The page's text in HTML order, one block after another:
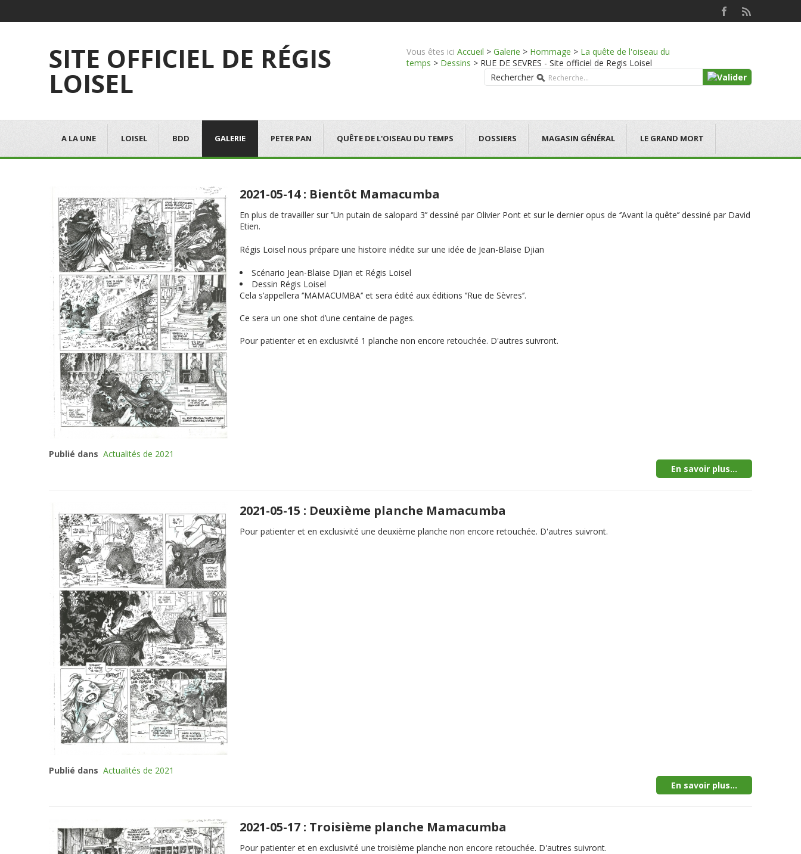
SITE OFFICIEL DE RÉGIS
LOISEL
Vous êtes ici Accueil > Galerie > Hommage > La quête de l'oiseau du
temps > Dessins > RUE DE SEVRES - Site officiel de Regis Loisel
Rechercher
A LA UNE LOISEL BDD GALERIE PETER PAN QUÊTE DE L'OISEAU DU TEMPS DOSSIERS MAGASIN GÉNÉRAL LE GRAND MORT
2021-05-14 : Bientôt Mamacumba
En plus de travailler sur ‘’Un putain de salopard 3’’ dessiné par Olivier Pont et sur le dernier opus de ‘’Avant la quête’’ dessiné par David
Etien.
Régis Loisel nous prépare une histoire inédite sur une idée de Jean-Blaise Djian
Scénario Jean-Blaise Djian et Régis Loisel
Dessin Régis Loisel
Cela s’appellera ‘’MAMACUMBA‘’ et sera édité aux éditions ‘’Rue de Sèvres‘’.
Ce sera un one shot d’une centaine de pages.
Pour patienter et en exclusivité 1 planche non encore retouchée. D'autres suivront.
Publié dans Actualités de 2021
En savoir plus...
2021-05-15 : Deuxième planche Mamacumba
Pour patienter et en exclusivité une deuxième planche non encore retouchée. D'autres suivront.
Publié dans Actualités de 2021
En savoir plus...
2021-05-17 : Troisième planche Mamacumba
Pour patienter et en exclusivité une troisième planche non encore retouchée. D'autres suivront.